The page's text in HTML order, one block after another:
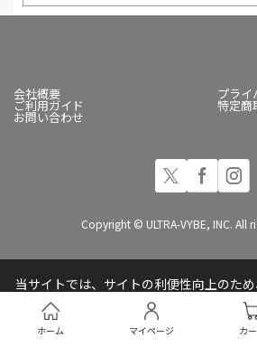
ホーム マイページ カ
会社概要 プライ
ご利用ガイド 特定商
お問い合わせ
Copyright © ULTRA-VYBE, INC. All
当サイトでは、サイトの利便性向上のた
キー(Cookie)を使用しています
プライバシーポリシー